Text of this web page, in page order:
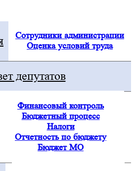
Сотрудники администрации
Оценка условий труда
депутатов
Финансовый контроль
Бюджетный процесс
Налоги
Отчетность по бюджету
Бюджет МО